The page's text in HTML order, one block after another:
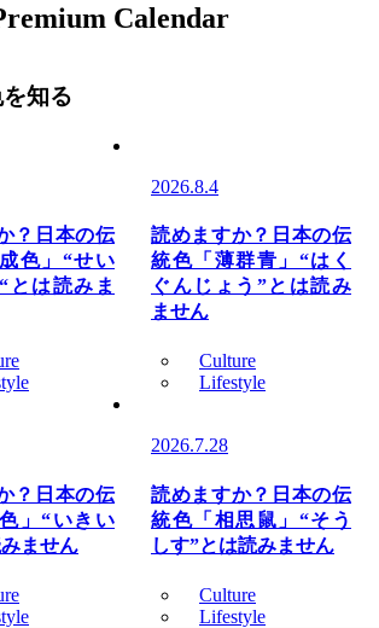
Calendar
知る
？日本の伝
色」“せい
とは読みま
2026.8.4
読めますか？日本の伝
統色「薄群青」“はく
ぐんじょう”とは読み
ません
Culture
Lifestyle
？日本の伝
」“いきい
ません
2026.7.28
読めますか？日本の伝
統色「相思鼠」“そう
しす”とは読みません
Culture
Lifestyle